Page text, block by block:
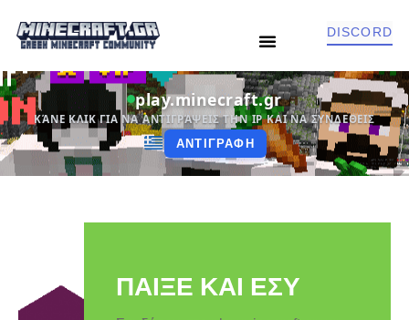
DISCORD
play.minecraft.gr
ΚΆΝΕ ΚΛΙΚ ΓΙΑ ΝΑ ΑΝΤΙΓΡΆΨΕΙΣ ΤΗΝ IP ΚΑΙ ΝΑ ΣΥΝΔΕΘΕΙΣ
ΑΝΤΙΓΡΑΦΗ
ΠΑΙΞΕ ΚΑΙ ΕΣΥ